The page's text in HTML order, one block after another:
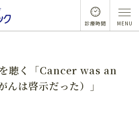
診療時間 MENU
聴く「Cancer was an
は啓示だった）」